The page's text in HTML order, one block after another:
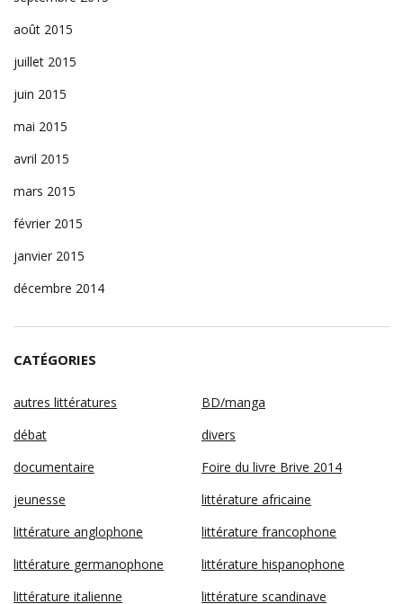
août 2015
juillet 2015
juin 2015
mai 2015
avril 2015
mars 2015
février 2015
janvier 2015
décembre 2014
CATÉGORIES
autres littératures
BD/manga
débat
divers
documentaire
Foire du livre Brive 2014
jeunesse
littérature africaine
littérature anglophone
littérature francophone
littérature germanophone
littérature hispanophone
littérature italienne
littérature scandinave